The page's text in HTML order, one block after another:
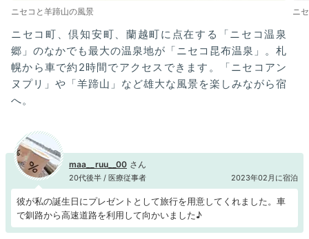
ニセコと羊蹄山の風景 ニ
ニセコ町、倶知安町、蘭越町に点在する「ニセコ温泉
郷」のなかでも最大の温泉地が「ニセコ昆布温泉」。札
幌から車で約2時間でアクセスできます。「ニセコアン
ヌプリ」や「羊蹄山」など雄大な風景を楽しみながら宿
へ。
maa__ruu__00
20代後半 / 医療従事者 2023年02月に宿泊
彼が私の誕生日にプレゼントとして旅行を用意してくれました。車
で釧路から高速道路を利用して向かいました♪